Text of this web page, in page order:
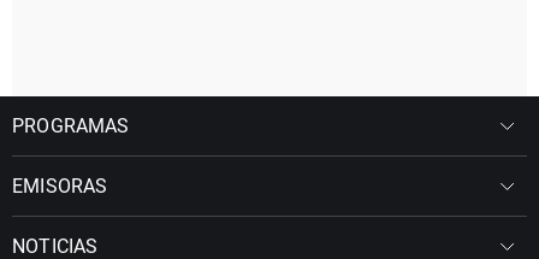
PROGRAMAS
EMISORAS
NOTICIAS